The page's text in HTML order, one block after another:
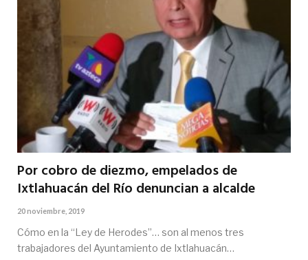
Por cobro de diezmo, empelados de
Ixtlahuacán del Río denuncian a alcalde
20 noviembre, 2019
Cómo en la “Ley de Herodes”… son al menos tres
trabajadores del Ayuntamiento de Ixtlahuacán…